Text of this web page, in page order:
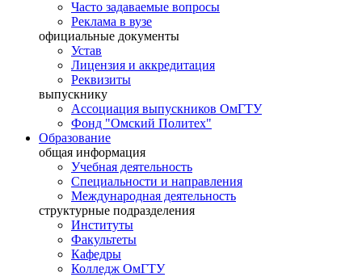
Часто задаваемые вопросы
Реклама в вузе
официальные документы
Устав
Лицензия и аккредитация
Реквизиты
выпускнику
Ассоциация выпускников ОмГТУ
Фонд "Омский Политех"
Образование
общая информация
Учебная деятельность
Специальности и направления
Международная деятельность
структурные подразделения
Институты
Факультеты
Кафедры
Колледж ОмГТУ